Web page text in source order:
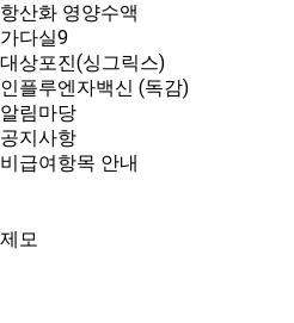
항산화 영양수액
가다실9
대상포진(싱그릭스)
인플루엔자백신 (독감)
알림마당
공지사항
비급여항목 안내
제모